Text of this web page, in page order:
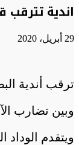
اندية تترقب
29 أبريل، 2020
ترقب أندية البطولة
وبين تضارب الآراء
ويتقدم الوداد